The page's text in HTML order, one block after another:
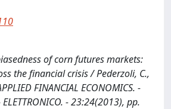
of corn futures markets:
the financial crisis / Pederzoli, C.,
FINANCIAL ECONOMICS. -
- 23:24(2013), pp.